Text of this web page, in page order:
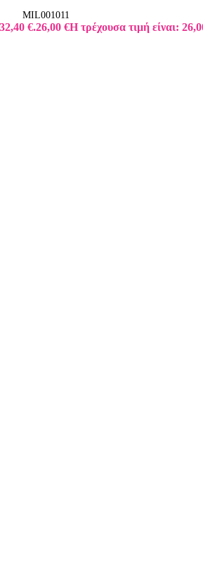
MIL001011
€.26,00 €Η τρέχουσα τιμή είναι: